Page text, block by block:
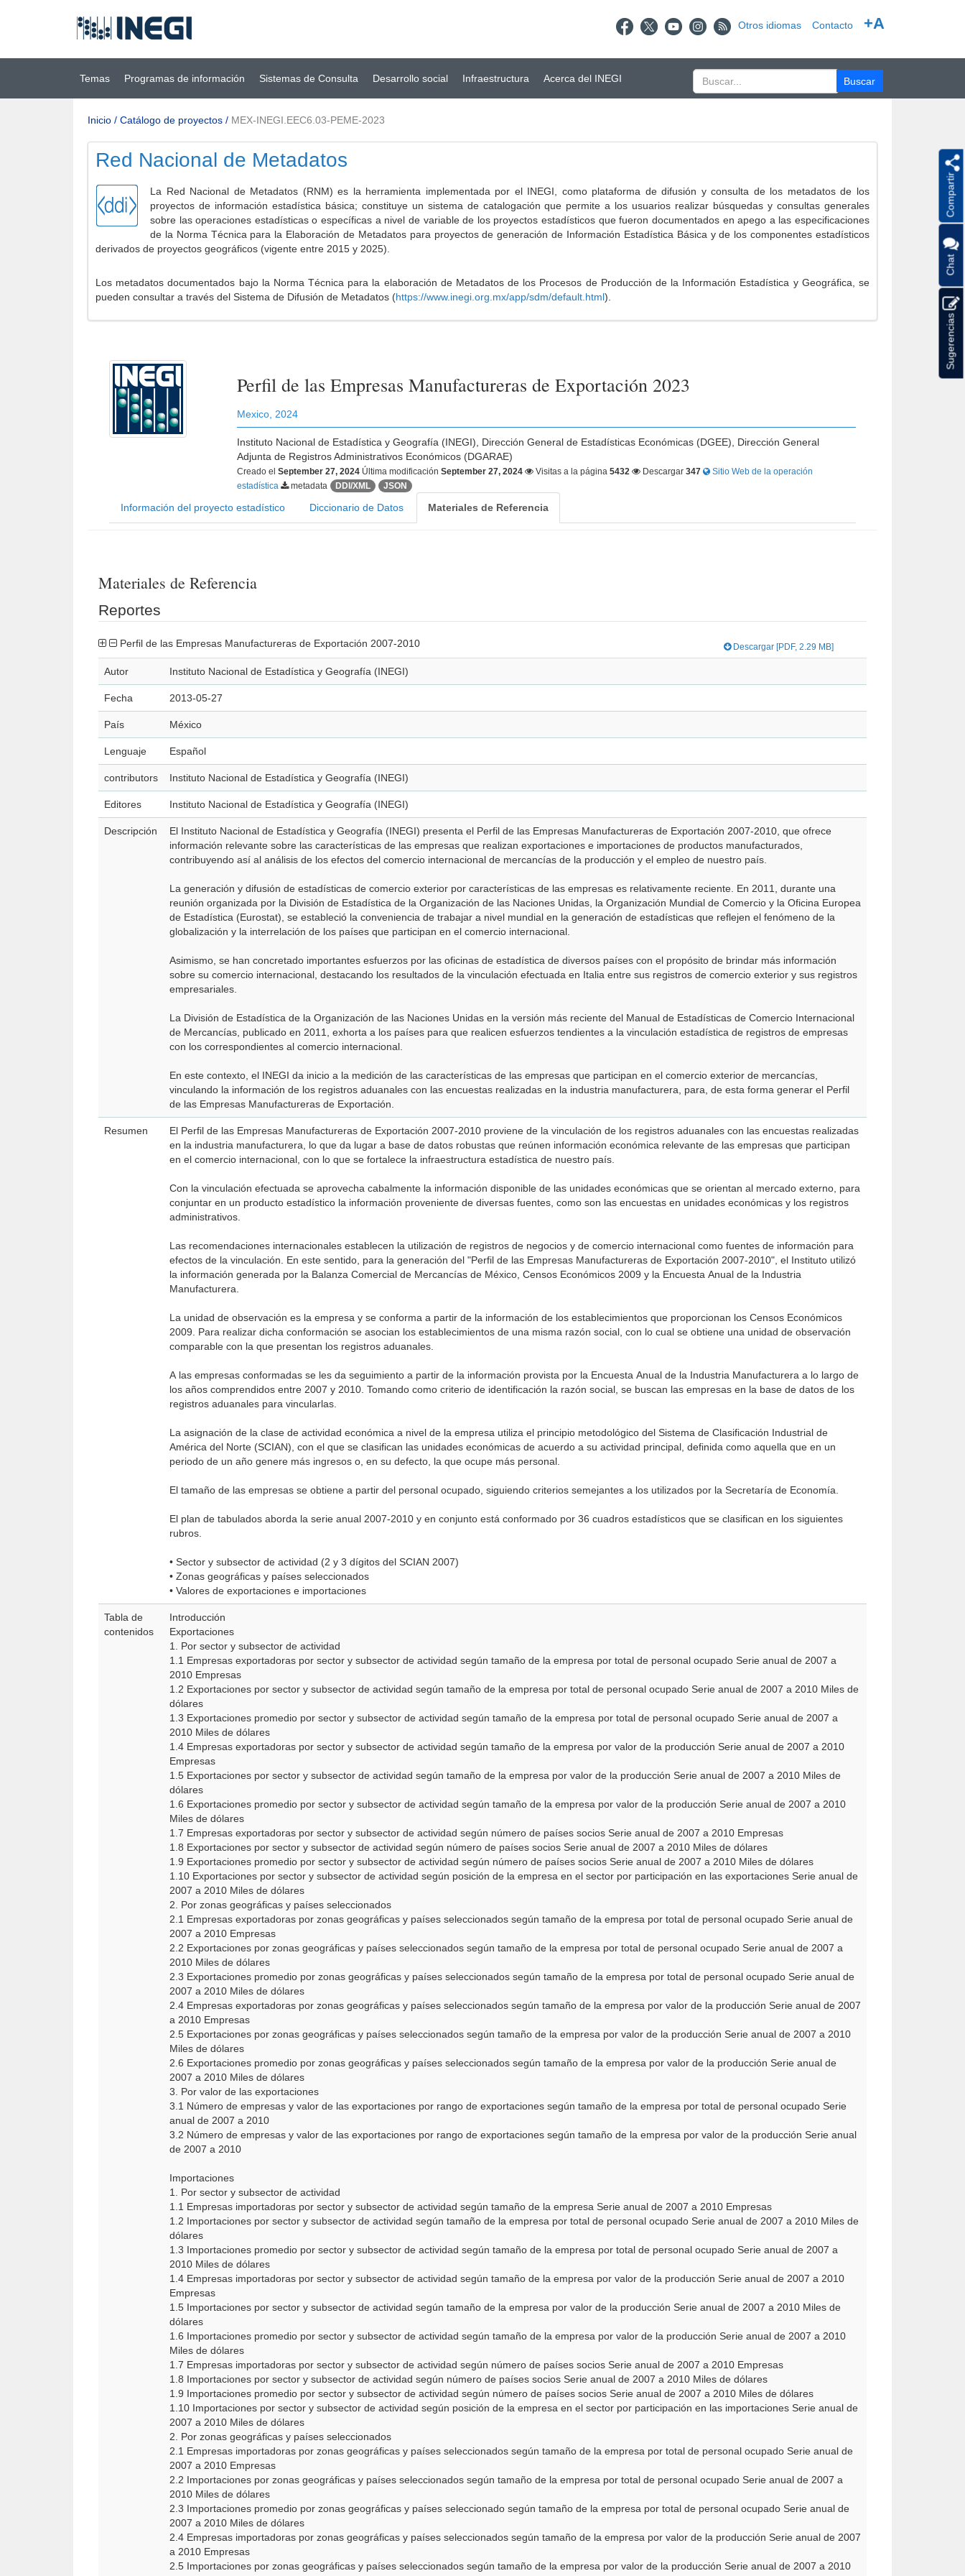
principal
(INEGI) Otros idiomas Contacto +A
Temas Programas de información Sistemas de Consulta Desarrollo social Infraestructura Acerca del INEGI
Inicio / Catálogo de proyectos / MEX-INEGI.EEC6.03-PEME-2023
Red Nacional de Metadatos
La Red Nacional de Metadatos (RNM) es la herramienta implementada por el INEGI, como plataforma de difusión y consulta de los metadatos de los
proyectos de información estadística básica; constituye un sistema de catalogación que permite a los usuarios realizar búsquedas y consultas generales
sobre las operaciones estadísticas o específicas a nivel de variable de los proyectos estadísticos que fueron documentados en apego a las especificaciones
de la Norma Técnica para la Elaboración de Metadatos para proyectos de generación de Información Estadística Básica y de los componentes estadísticos
derivados de proyectos geográficos (vigente entre 2015 y 2025).
Los metadatos documentados bajo la Norma Técnica para la elaboración de Metadatos de los Procesos de Producción de la Información Estadística y Geográfica, se
pueden consultar a través del Sistema de Difusión de Metadatos (https://www.inegi.org.mx/app/sdm/default.html).
Perfil de las Empresas Manufactureras de Exportación 2023
Mexico 2024
Instituto Nacional de Estadística y Geografía (INEGI), Dirección General de Estadísticas Económicas (DGEE), Dirección General
Adjunta de Registros Administrativos Económicos (DGARAE)
Creado elSeptember 27, 2024 Última modificaciónSeptember 27, 2024 Visitas a la página5432 Descargar347
Sitio Web de la operación
estadística
metadata DDI/XML JSON
Información del proyecto estadístico Diccionario de Datos Materiales de Referencia
Materiales de Referencia
Reportes
Perfil de las Empresas Manufactureras de Exportación 2007-2010 Descargar [PDF, 2.29 MB]
Autor Instituto Nacional de Estadística y Geografía (INEGI)
Fecha 2013-05-27
País México
Lenguaje Español
contributors Instituto Nacional de Estadística y Geografía (INEGI)
Editores Instituto Nacional de Estadística y Geografía (INEGI)
Descripción
El Instituto Nacional de Estadística y Geografía (INEGI) presenta el Perfil de las Empresas Manufactureras de Exportación 2007-2010, que ofrece
información relevante sobre las características de las empresas que realizan exportaciones e importaciones de productos manufacturados,
contribuyendo así al análisis de los efectos del comercio internacional de mercancías de la producción y el empleo de nuestro país.
La generación y difusión de estadísticas de comercio exterior por características de las empresas es relativamente reciente. En 2011, durante una
reunión organizada por la División de Estadística de la Organización de las Naciones Unidas, la Organización Mundial de Comercio y la Oficina Europea
de Estadística (Eurostat), se estableció la conveniencia de trabajar a nivel mundial en la generación de estadísticas que reflejen el fenómeno de la
globalización y la interrelación de los países que participan en el comercio internacional.
Asimismo, se han concretado importantes esfuerzos por las oficinas de estadística de diversos países con el propósito de brindar más información
sobre su comercio internacional, destacando los resultados de la vinculación efectuada en Italia entre sus registros de comercio exterior y sus registros
empresariales.
La División de Estadística de la Organización de las Naciones Unidas en la versión más reciente del Manual de Estadísticas de Comercio Internacional
de Mercancías, publicado en 2011, exhorta a los países para que realicen esfuerzos tendientes a la vinculación estadística de registros de empresas
con los correspondientes al comercio internacional.
En este contexto, el INEGI da inicio a la medición de las características de las empresas que participan en el comercio exterior de mercancías,
vinculando la información de los registros aduanales con las encuestas realizadas en la industria manufacturera, para, de esta forma generar el Perfil
de las Empresas Manufactureras de Exportación.
Resumen
El Perfil de las Empresas Manufactureras de Exportación 2007-2010 proviene de la vinculación de los registros aduanales con las encuestas realizadas
en la industria manufacturera, lo que da lugar a base de datos robustas que reúnen información económica relevante de las empresas que participan
en el comercio internacional, con lo que se fortalece la infraestructura estadística de nuestro país.
Con la vinculación efectuada se aprovecha cabalmente la información disponible de las unidades económicas que se orientan al mercado externo, para
conjuntar en un producto estadístico la información proveniente de diversas fuentes, como son las encuestas en unidades económicas y los registros
administrativos.
Las recomendaciones internacionales establecen la utilización de registros de negocios y de comercio internacional como fuentes de información para
efectos de la vinculación. En este sentido, para la generación del "Perfil de las Empresas Manufactureras de Exportación 2007-2010", el Instituto utilizó
la información generada por la Balanza Comercial de Mercancías de México, Censos Económicos 2009 y la Encuesta Anual de la Industria
Manufacturera.
La unidad de observación es la empresa y se conforma a partir de la información de los establecimientos que proporcionan los Censos Económicos
2009. Para realizar dicha conformación se asocian los establecimientos de una misma razón social, con lo cual se obtiene una unidad de observación
comparable con la que presentan los registros aduanales.
A las empresas conformadas se les da seguimiento a partir de la información provista por la Encuesta Anual de la Industria Manufacturera a lo largo de
los años comprendidos entre 2007 y 2010. Tomando como criterio de identificación la razón social, se buscan las empresas en la base de datos de los
registros aduanales para vincularlas.
La asignación de la clase de actividad económica a nivel de la empresa utiliza el principio metodológico del Sistema de Clasificación Industrial de
América del Norte (SCIAN), con el que se clasifican las unidades económicas de acuerdo a su actividad principal, definida como aquella que en un
periodo de un año genere más ingresos o, en su defecto, la que ocupe más personal.
El tamaño de las empresas se obtiene a partir del personal ocupado, siguiendo criterios semejantes a los utilizados por la Secretaría de Economía.
El plan de tabulados aborda la serie anual 2007-2010 y en conjunto está conformado por 36 cuadros estadísticos que se clasifican en los siguientes
rubros.
• Sector y subsector de actividad (2 y 3 dígitos del SCIAN 2007)
• Zonas geográficas y países seleccionados
• Valores de exportaciones e importaciones
Tabla de
contenidos
Introducción
Exportaciones
1. Por sector y subsector de actividad
1.1 Empresas exportadoras por sector y subsector de actividad según tamaño de la empresa por total de personal ocupado Serie anual de 2007 a
2010 Empresas
1.2 Exportaciones por sector y subsector de actividad según tamaño de la empresa por total de personal ocupado Serie anual de 2007 a 2010 Miles de
dólares
1.3 Exportaciones promedio por sector y subsector de actividad según tamaño de la empresa por total de personal ocupado Serie anual de 2007 a
2010 Miles de dólares
1.4 Empresas exportadoras por sector y subsector de actividad según tamaño de la empresa por valor de la producción Serie anual de 2007 a 2010
Empresas
1.5 Exportaciones por sector y subsector de actividad según tamaño de la empresa por valor de la producción Serie anual de 2007 a 2010 Miles de
dólares
1.6 Exportaciones promedio por sector y subsector de actividad según tamaño de la empresa por valor de la producción Serie anual de 2007 a 2010
Miles de dólares
1.7 Empresas exportadoras por sector y subsector de actividad según número de países socios Serie anual de 2007 a 2010 Empresas
1.8 Exportaciones por sector y subsector de actividad según número de países socios Serie anual de 2007 a 2010 Miles de dólares
1.9 Exportaciones promedio por sector y subsector de actividad según número de países socios Serie anual de 2007 a 2010 Miles de dólares
1.10 Exportaciones por sector y subsector de actividad según posición de la empresa en el sector por participación en las exportaciones Serie anual de
2007 a 2010 Miles de dólares
2. Por zonas geográficas y países seleccionados
2.1 Empresas exportadoras por zonas geográficas y países seleccionados según tamaño de la empresa por total de personal ocupado Serie anual de
2007 a 2010 Empresas
2.2 Exportaciones por zonas geográficas y países seleccionados según tamaño de la empresa por total de personal ocupado Serie anual de 2007 a
2010 Miles de dólares
2.3 Exportaciones promedio por zonas geográficas y países seleccionados según tamaño de la empresa por total de personal ocupado Serie anual de
2007 a 2010 Miles de dólares
2.4 Empresas exportadoras por zonas geográficas y países seleccionados según tamaño de la empresa por valor de la producción Serie anual de 2007
a 2010 Empresas
2.5 Exportaciones por zonas geográficas y países seleccionados según tamaño de la empresa por valor de la producción Serie anual de 2007 a 2010
Miles de dólares
2.6 Exportaciones promedio por zonas geográficas y países seleccionados según tamaño de la empresa por valor de la producción Serie anual de
2007 a 2010 Miles de dólares
3. Por valor de las exportaciones
3.1 Número de empresas y valor de las exportaciones por rango de exportaciones según tamaño de la empresa por total de personal ocupado Serie
anual de 2007 a 2010
3.2 Número de empresas y valor de las exportaciones por rango de exportaciones según tamaño de la empresa por valor de la producción Serie anual
de 2007 a 2010
Importaciones
1. Por sector y subsector de actividad
1.1 Empresas importadoras por sector y subsector de actividad según tamaño de la empresa Serie anual de 2007 a 2010 Empresas
1.2 Importaciones por sector y subsector de actividad según tamaño de la empresa por total de personal ocupado Serie anual de 2007 a 2010 Miles de
dólares
1.3 Importaciones promedio por sector y subsector de actividad según tamaño de la empresa por total de personal ocupado Serie anual de 2007 a
2010 Miles de dólares
1.4 Empresas importadoras por sector y subsector de actividad según tamaño de la empresa por valor de la producción Serie anual de 2007 a 2010
Empresas
1.5 Importaciones por sector y subsector de actividad según tamaño de la empresa por valor de la producción Serie anual de 2007 a 2010 Miles de
dólares
1.6 Importaciones promedio por sector y subsector de actividad según tamaño de la empresa por valor de la producción Serie anual de 2007 a 2010
Miles de dólares
1.7 Empresas importadoras por sector y subsector de actividad según número de países socios Serie anual de 2007 a 2010 Empresas
1.8 Importaciones por sector y subsector de actividad según número de países socios Serie anual de 2007 a 2010 Miles de dólares
1.9 Importaciones promedio por sector y subsector de actividad según número de países socios Serie anual de 2007 a 2010 Miles de dólares
1.10 Importaciones por sector y subsector de actividad según posición de la empresa en el sector por participación en las importaciones Serie anual de
2007 a 2010 Miles de dólares
2. Por zonas geográficas y países seleccionados
2.1 Empresas importadoras por zonas geográficas y países seleccionados según tamaño de la empresa por total de personal ocupado Serie anual de
2007 a 2010 Empresas
2.2 Importaciones por zonas geográficas y países seleccionados según tamaño de la empresa por total de personal ocupado Serie anual de 2007 a
2010 Miles de dólares
2.3 Importaciones promedio por zonas geográficas y países seleccionado según tamaño de la empresa por total de personal ocupado Serie anual de
2007 a 2010 Miles de dólares
2.4 Empresas importadoras por zonas geográficas y países seleccionados según tamaño de la empresa por valor de la producción Serie anual de 2007
a 2010 Empresas
2.5 Importaciones por zonas geográficas y países seleccionados según tamaño de la empresa por valor de la producción Serie anual de 2007 a 2010
Compartir
Chat
Sugerencias